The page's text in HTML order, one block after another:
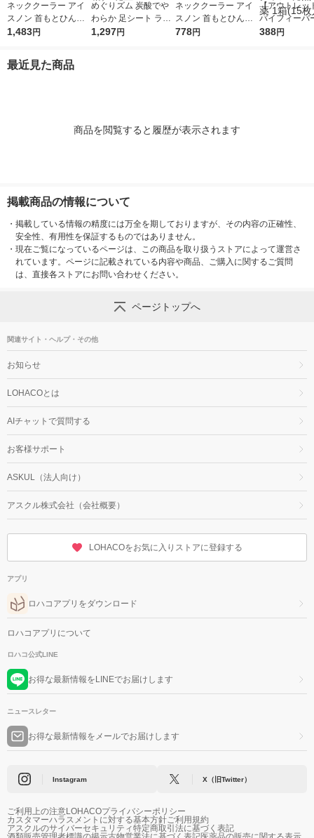
ネッククーラー アイ
スノン 首もとひんや
り氷結ベルト 2個 白
1,483円
めぐりズム 炭酸でや
わらか 足シート ラベ
ンダーミントメンソー
1,297円
ネッククーラー アイ
スノン 首もとひんや
り氷結ベルト 白元ア
778円
【アウトレッ
バイフィーバ
用 冷却シート
388円
最近見た商品
商品を閲覧すると履歴が表示されます
掲載商品の情報について
・ 掲載している情報の精度には万全を期しておりますが、その内容の正確性、
安全性、有用性を保証するものではありません。
・ 現在ご覧になっているページは、この商品を取り扱うストアによって運営さ
れています。ページに記載されている内容や商品、ご購入に関するご質問
は、直接各ストアにお問い合わせください。
ページトップへ
関連サイト・ヘルプ・その他
お知らせ
LOHACOとは
AIチャットで質問する
お客様サポート
ASKUL（法人向け）
アスクル株式会社（会社概要）
LOHACOをお気に入りストアに登録する
アプリ
ロハコアプリをダウンロード
ロハコアプリについて
ロハコ公式LINE
お得な最新情報をLINEでお届けします
ニュースレター
お得な最新情報をメールでお届けします
Instagram X（旧Twitter）
ご利用上の注意LOHACOプライバシーポリシー
カスタマーハラスメントに対する基本方針ご利用規約
アスクルのサイバーセキュリティ特定商取引法に基づく表記